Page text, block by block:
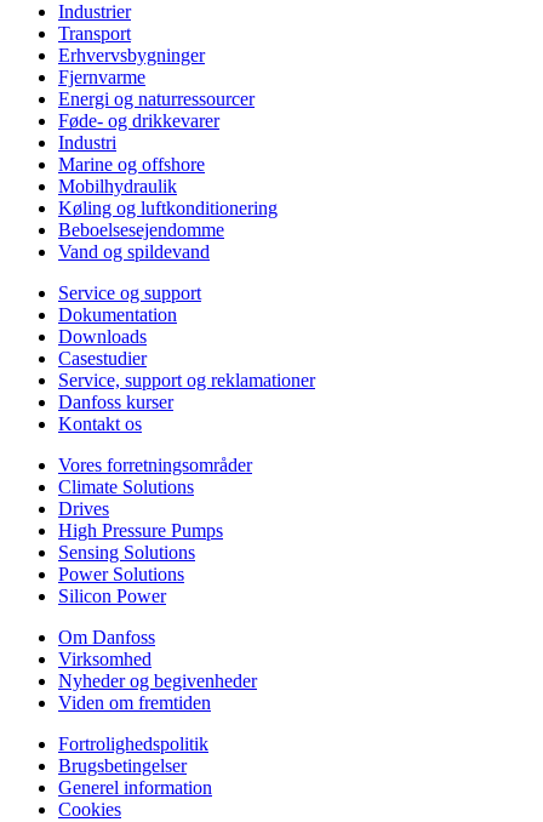
Industrier
Transport
Erhvervsbygninger
Fjernvarme
Energi og naturressourcer
Føde- og drikkevarer
Industri
Marine og offshore
Mobilhydraulik
Køling og luftkonditionering
Beboelsesejendomme
Vand og spildevand
Service og support
Dokumentation
Downloads
Casestudier
Service, support og reklamationer
Danfoss kurser
Kontakt os
Vores forretningsområder
Climate Solutions
Drives
High Pressure Pumps
Sensing Solutions
Power Solutions
Silicon Power
Om Danfoss
Virksomhed
Nyheder og begivenheder
Viden om fremtiden
Fortrolighedspolitik
Brugsbetingelser
Generel information
Cookies